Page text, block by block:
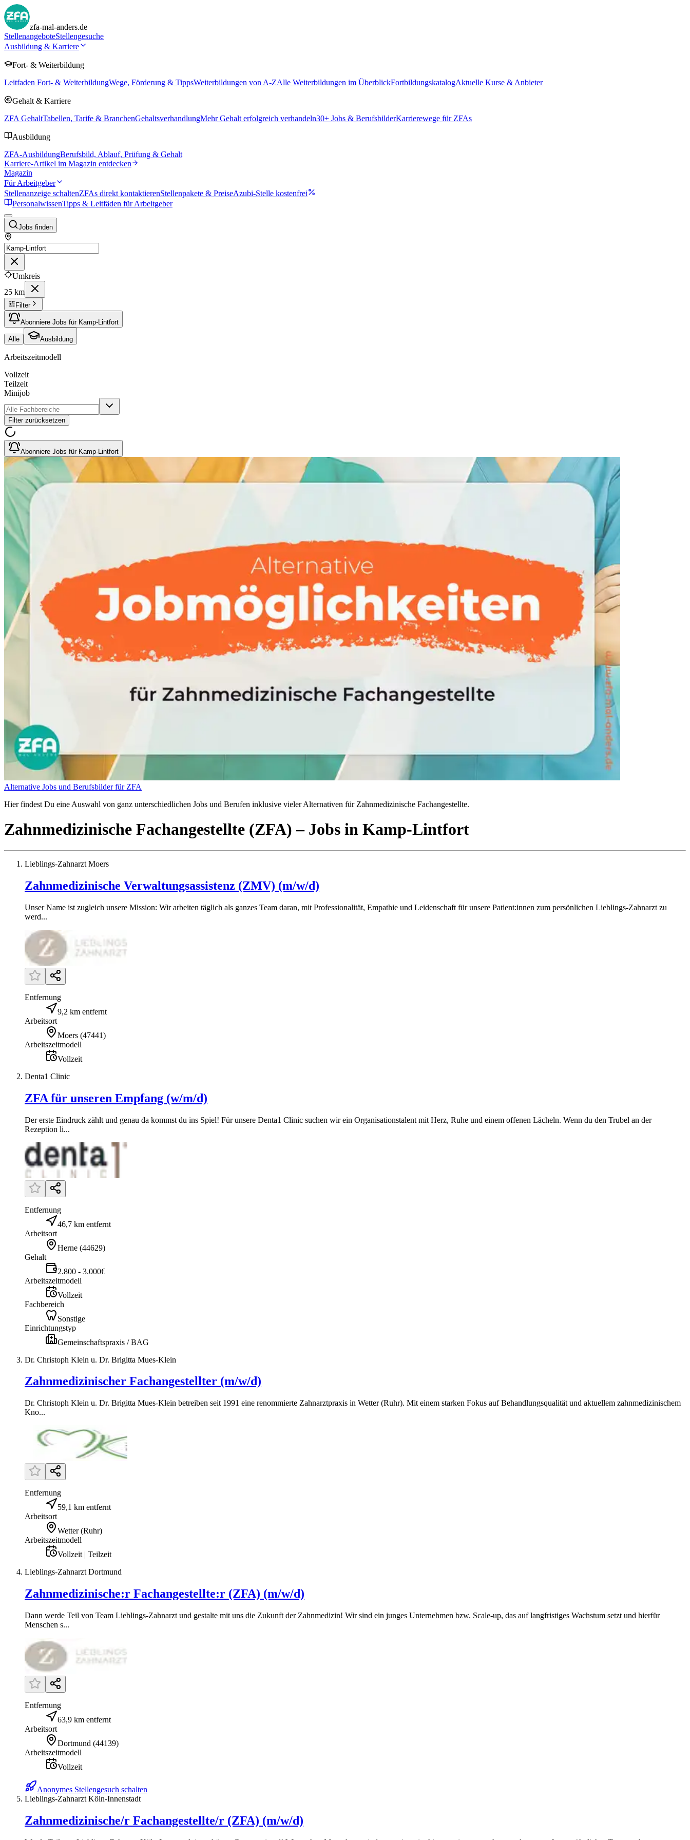
zfa-mal-anders.de
StellenangeboteStellengesuche
Ausbildung & Karriere
Fort- & Weiterbildung
Leitfaden Fort- & WeiterbildungWege, Förderung & TippsWeiterbildungen von A-ZAlle Weiterbildungen im ÜberblickFortbildungskatalogAktuelle Kurse & Anbieter
Gehalt & Karriere
ZFA GehaltTabellen, Tarife & BranchenGehaltsverhandlungMehr Gehalt erfolgreich verhandeln30+ Jobs & BerufsbilderKarrierewege für ZFAs
Ausbildung
ZFA-AusbildungBerufsbild, Ablauf, Prüfung & Gehalt
Karriere-Artikel im Magazin entdecken
Magazin
Für Arbeitgeber
Stellenanzeige schaltenZFAs direkt kontaktierenStellenpakete & PreiseAzubi-Stelle kostenfrei
PersonalwissenTipps & Leitfäden für Arbeitgeber
Jobs finden
Umkreis
25 km
Filter
Abonniere Jobs für Kamp-Lintfort
Alle Ausbildung
Arbeitszeitmodell
Vollzeit
Teilzeit
Minijob
Filter zurücksetzen
Abonniere Jobs für Kamp-Lintfort
Alternative Jobs und Berufsbilder für ZFA
Hier findest Du eine Auswahl von ganz unterschiedlichen Jobs und Berufen inklusive vieler Alternativen für Zahnmedizinische Fachangestellte.
Zahnmedizinische Fachangestellte (ZFA) – Jobs in Kamp-Lintfort
Lieblings-Zahnarzt Moers
Zahnmedizinische Verwaltungsassistenz (ZMV) (m/w/d)
Unser Name ist zugleich unsere Mission: Wir arbeiten täglich als ganzes Team daran, mit Professionalität, Empathie und Leidenschaft für unsere Patient:innen zum persönlichen Lieblings-Zahnarzt zu
werd...
Entfernung
9,2 km entfernt
Arbeitsort
Moers (47441)
Arbeitszeitmodell
Vollzeit
Denta1 Clinic
ZFA für unseren Empfang (w/m/d)
Der erste Eindruck zählt und genau da kommst du ins Spiel! Für unsere Denta1 Clinic suchen wir ein Organisationstalent mit Herz, Ruhe und einem offenen Lächeln. Wenn du den Trubel an der
Rezeption li...
Entfernung
46,7 km entfernt
Arbeitsort
Herne (44629)
Gehalt
2.800 - 3.000€
Arbeitszeitmodell
Vollzeit
Fachbereich
Sonstige
Einrichtungstyp
Gemeinschaftspraxis / BAG
Dr. Christoph Klein u. Dr. Brigitta Mues-Klein
Zahnmedizinischer Fachangestellter (m/w/d)
Dr. Christoph Klein u. Dr. Brigitta Mues-Klein betreiben seit 1991 eine renommierte Zahnarztpraxis in Wetter (Ruhr). Mit einem starken Fokus auf Behandlungsqualität und aktuellem zahnmedizinischem
Kno...
Entfernung
59,1 km entfernt
Arbeitsort
Wetter (Ruhr)
Arbeitszeitmodell
Vollzeit | Teilzeit
Lieblings-Zahnarzt Dortmund
Zahnmedizinische:r Fachangestellte:r (ZFA) (m/w/d)
Dann werde Teil von Team Lieblings-Zahnarzt und gestalte mit uns die Zukunft der Zahnmedizin! Wir sind ein junges Unternehmen bzw. Scale-up, das auf langfristiges Wachstum setzt und hierfür
Menschen s...
Entfernung
63,9 km entfernt
Arbeitsort
Dortmund (44139)
Arbeitszeitmodell
Vollzeit
Anonymes Stellengesuch schalten
Lieblings-Zahnarzt Köln-Innenstadt
Zahnmedizinische/r Fachangestellte/r (ZFA) (m/w/d)